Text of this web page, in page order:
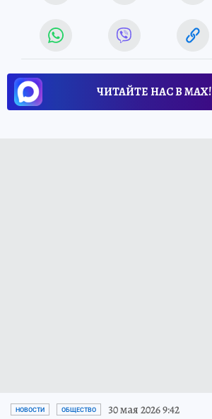
ЧИТАЙТЕ НАС В МАХ!
НОВОСТИ ОБЩЕСТВО 30 мая 2026 9:42